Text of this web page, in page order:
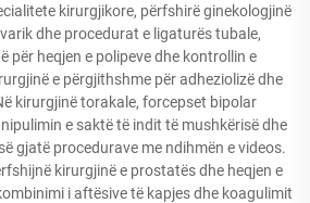
kirurgjikore, përfshirë ginekologjinë
dhe procedurat e ligaturës tubale,
për heqjen e polipeve dhe kontrollin e
e përgjithshme për adheziolizë dhe
kirurgjinë torakale, forcepset bipolar
e saktë të indit të mushkërisë dhe
gjatë procedurave me ndihmën e videos.
kirurgjinë e prostatës dhe heqjen e
i aftësive të kapjes dhe koagulimit